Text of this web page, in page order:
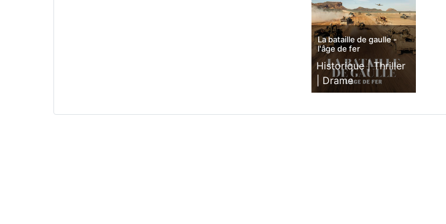
La bataille de gaulle -
l'âge de fer
Historique |Thriller
Drame